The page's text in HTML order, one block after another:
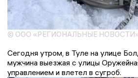
© ООО «РЕГИОНАЛЬНЫЕ
Сегодня утром, в Туле на улице
мужчина выезжая с улицы
управлением и влетел в сугроб.